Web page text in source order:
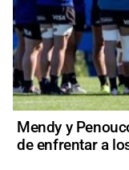
Mendy y
de enfrentar a